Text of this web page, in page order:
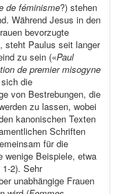
de féminisme?) stehen
Während Jesus in den
bevorzugte
steht Paulus seit langer
zu sein («Paul
de premier misogyne
die
von Bestrebungen, die
zu lassen, wobei
kanonischen Texten
Schriften
für die
wenige Beispiele, etwa
2). Sehr
unabhängige Frauen